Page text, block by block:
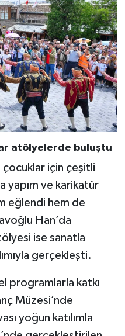
atölyelerde buluştu
çocuklar için çeşitli
yapım ve karikatür
eğlendi hem de
Han’da
ise sanatla
gerçekleşti.
programlarla katkı
Müzesi’nde
yoğun katılımla